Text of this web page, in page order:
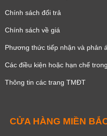
Chính sách đổi trả
Chính sách về giá
Phương thức tiếp nhận và phản
Các điều kiện hoặc hạn chế
Thông tin các trang TMĐT
CỬA HÀNG MIỀN